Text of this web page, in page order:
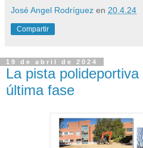
José Angel Rodríguez en 20.4.24
Compartir
19 de abril de 2024
La pista
última fase